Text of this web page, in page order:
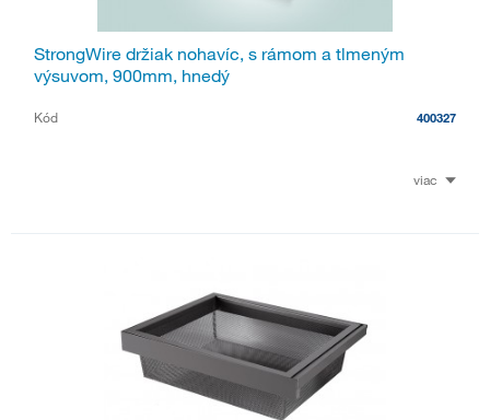
StrongWire držiak nohavíc, s rámom a tlmeným
výsuvom, 900mm, hnedý
Kód 400327
viac